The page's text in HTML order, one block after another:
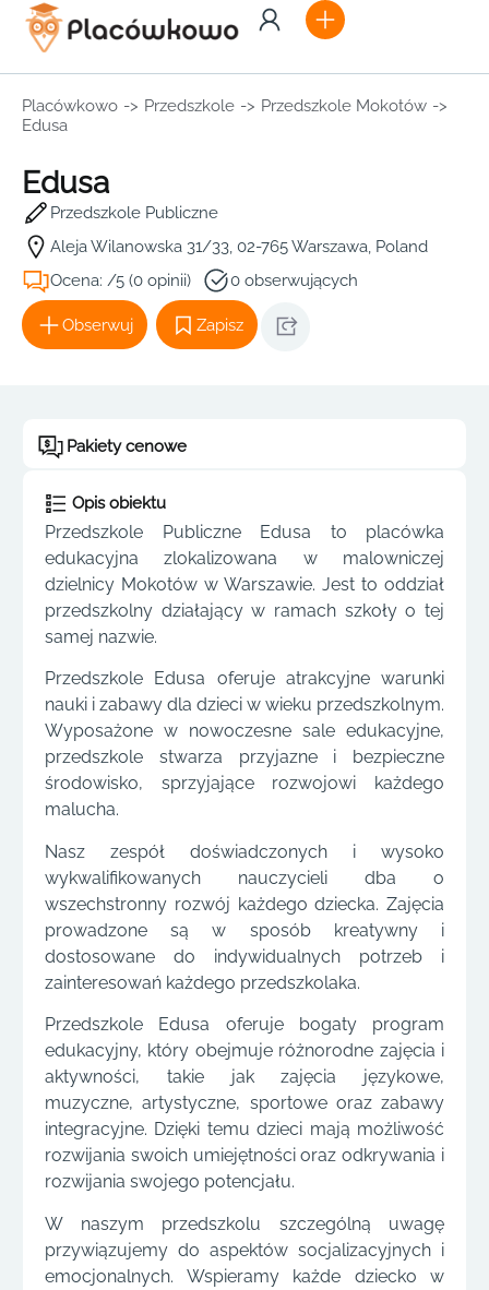
Placówkowo -> Przedszkole -> Przedszkole Mokotów ->
Edusa
Edusa
Przedszkole Publiczne
Aleja Wilanowska 31/33, 02-765 Warszawa, Poland
Ocena: /5 (0 opinii)
0 obserwujących
Obserwuj Zapisz
Pakiety cenowe
Opis obiektu
Przedszkole Publiczne Edusa to placówka
edukacyjna zlokalizowana w malowniczej
dzielnicy Mokotów w Warszawie. Jest to oddział
przedszkolny działający w ramach szkoły o tej
samej nazwie.
Przedszkole Edusa oferuje atrakcyjne warunki
nauki i zabawy dla dzieci w wieku przedszkolnym.
Wyposażone w nowoczesne sale edukacyjne,
przedszkole stwarza przyjazne i bezpieczne
środowisko, sprzyjające rozwojowi każdego
malucha.
Nasz zespół doświadczonych i wysoko
wykwalifikowanych nauczycieli dba o
wszechstronny rozwój każdego dziecka. Zajęcia
prowadzone są w sposób kreatywny i
dostosowane do indywidualnych potrzeb i
zainteresowań każdego przedszkolaka.
Przedszkole Edusa oferuje bogaty program
edukacyjny, który obejmuje różnorodne zajęcia i
aktywności, takie jak zajęcia językowe,
muzyczne, artystyczne, sportowe oraz zabawy
integracyjne. Dzięki temu dzieci mają możliwość
rozwijania swoich umiejętności oraz odkrywania i
rozwijania swojego potencjału.
W naszym przedszkolu szczególną uwagę
przywiązujemy do aspektów socjalizacyjnych i
emocjonalnych. Wspieramy każde dziecko w